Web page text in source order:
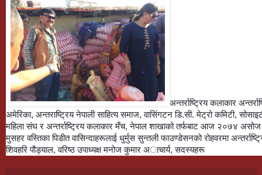
अन्तर्राष्ट्रिय कलाकार
अमेरिका, अन्तराष्ट्रिय नेपाली साहित्य समाज, वासिंगटन डि.सी. मेट्रो कमिटी,
महिला संघर अन्तर्राष्ट्रिय कलाकारमँच, नेपाल शाखाको तर्फबाट आज २०७४ असोज
मुसहर वस्तिका पिडीत वासिन्दाहरूलाई धुर्मुस सुन्तली फाउण्डेसनको रोहवरमा
शिवहरि पौड्याल, वरिष्ठ उपाध्यक्ष मनोज कुमार अाचार्य, सदस्यहरू